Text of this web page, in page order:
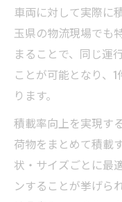
車両に対して実際に
玉県の物流現場でも
まることで、同じ運
ことが可能となり、
ります。
積載率向上を実現す
荷物をまとめて積載
状・サイズごとに最
ンすることが挙げら